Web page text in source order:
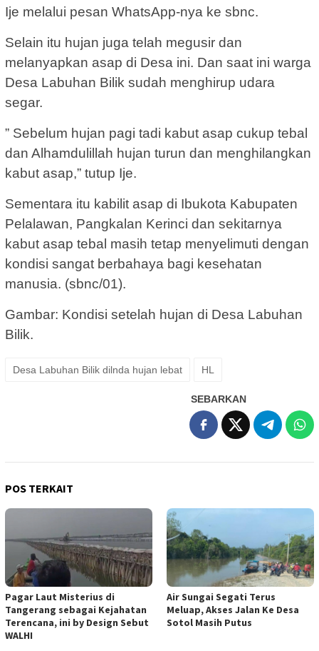
Ije melalui pesan WhatsApp-nya ke sbnc.
Selain itu hujan juga telah megusir dan
melanyapkan asap di Desa ini. Dan saat ini warga
Desa Labuhan Bilik sudah menghirup udara
segar.
” Sebelum hujan pagi tadi kabut asap cukup tebal
dan Alhamdulillah hujan turun dan menghilangkan
kabut asap,” tutup Ije.
Sementara itu kabilit asap di Ibukota Kabupaten
Pelalawan, Pangkalan Kerinci dan sekitarnya
kabut asap tebal masih tetap menyelimuti dengan
kondisi sangat berbahaya bagi kesehatan
manusia. (sbnc/01).
Gambar: Kondisi setelah hujan di Desa Labuhan
Bilik.
Desa Labuhan Bilik dilnda hujan lebat HL
SEBARKAN
POS TERKAIT
Pagar Laut Misterius di
Tangerang sebagai Kejahatan
Terencana, ini by Design Sebut
WALHI
Air Sungai Segati Terus
Meluap, Akses Jalan Ke Desa
Sotol Masih Putus